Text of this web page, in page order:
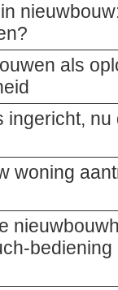
als
ingericht,
woning
bediening